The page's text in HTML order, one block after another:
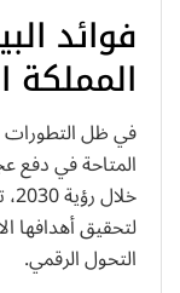
فوائد
المملكة
في ظل التطورات
المتاحة في دفع
لتحقيق أهدافها
التحول الرقمي.